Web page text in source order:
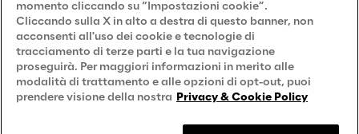
Privacy Notice(Cliente)
Privacy Notice(Fornitore)
Privacy Notice(Marketing)
Accessibilità
momento cliccando su “Impostazioni cookie”.
Cliccando sulla X in alto a destra di questo banner, non
acconsenti all'uso dei cookie e tecnologie di
tracciamento di terze parti e la tua navigazione
proseguirà. Per maggiori informazioni in merito alle
modalità di trattamento e alle opzioni di opt-out, puoi
prendere visione della nostra Privacy & Cookie Policy